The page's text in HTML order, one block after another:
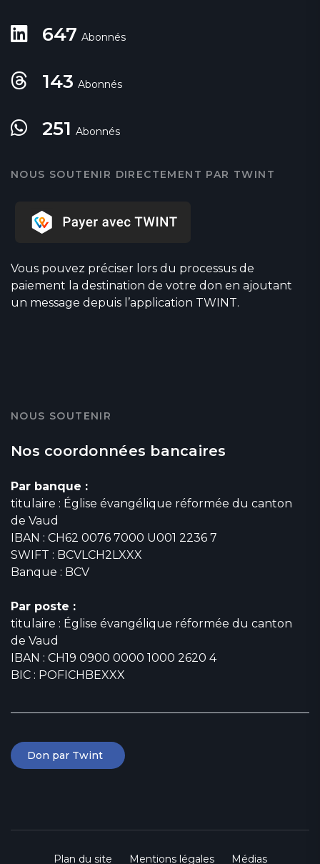
647 Abonnés
143 Abonnés
251 Abonnés
NOUS SOUTENIR DIRECTEMENT PAR TWINT
Vous pouvez préciser lors du processus de
paiement la destination de votre don en ajoutant
un message depuis l’application TWINT.
NOUS SOUTENIR
Nos coordonnées bancaires
Par banque :
titulaire : Église évangélique réformée du canton
de Vaud
IBAN : CH62 0076 7000 U001 2236 7
SWIFT : BCVLCH2LXXX
Banque : BCV
Par poste :
titulaire : Église évangélique réformée du canton
de Vaud
IBAN : CH19 0900 0000 1000 2620 4
BIC : POFICHBEXXX
Don par Twint
Plan du site Mentions légales Médias